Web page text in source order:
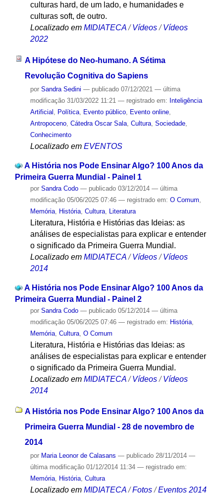
culturas hard, de um lado, e humanidades e
culturas soft, de outro.
Localizado em MIDIATECA / Vídeos / Vídeos
2022
A Hipótese do Neo-humano. A Sétima
Revolução Cognitiva do Sapiens
por Sandra Sedini — publicado07/12/2021 — última
modificação31/03/2022 11:21 — registrado em: Inteligência
Artificial , Política, Evento público, Evento online,
Antropoceno, Cátedra Oscar Sala, Cultura, Sociedade,
Conhecimento
Localizado em EVENTOS
A História nos Pode Ensinar Algo? 100 Anos da
Primeira Guerra Mundial - Painel 1
por Sandra Codo — publicado03/12/2014 — última
modificação05/06/2025 07:46 — registrado em: O Comum
Memória, História, Cultura, Literatura
Literatura, História e Histórias das Ideias: as
análises de especialistas para explicar e entender
o significado da Primeira Guerra Mundial.
Localizado em MIDIATECA /Vídeos /Vídeos
2014
A História nos Pode Ensinar Algo? 100 Anos da
Primeira Guerra Mundial - Painel 2
por Sandra Codo — publicado05/12/2014 — última
modificação05/06/2025 07:46 — registrado em: História,
Memória, Cultura, O Comum
Literatura, História e Histórias das Ideias: as
análises de especialistas para explicar e entender
o significado da Primeira Guerra Mundial.
Localizado em MIDIATECA /Vídeos /Vídeos
2014
A História nos Pode Ensinar Algo? 100 Anos da
Primeira Guerra Mundial - 28 de novembro de
2014
por Maria Leonor de Calasans — publicado28/11/2014 —
última modificação01/12/2014 11:34 — registrado em:
Memória, História, Cultura
Localizado em MIDIATECA /Fotos /Eventos 2014